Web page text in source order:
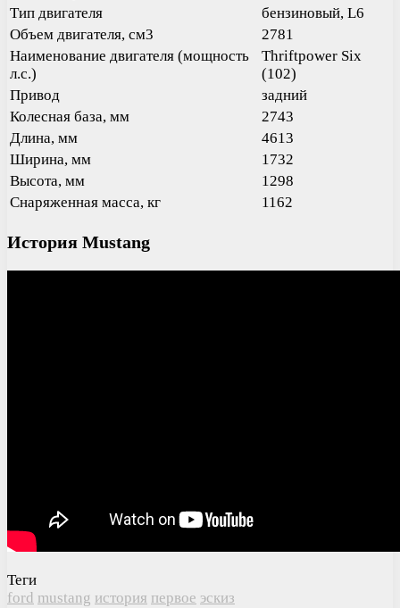
Тип двигателя
бензиновый, L6
Объем двигателя, см3
2781
Наименование двигателя (мощность
л.с.)
Thriftpower Six
(102)
Привод
задний
Колесная база, мм
2743
Длина, мм
4613
Ширина, мм
1732
Высота, мм
1298
Снаряженная масса, кг
1162
История Mustang
Теги
ford mustang история первое эскиз